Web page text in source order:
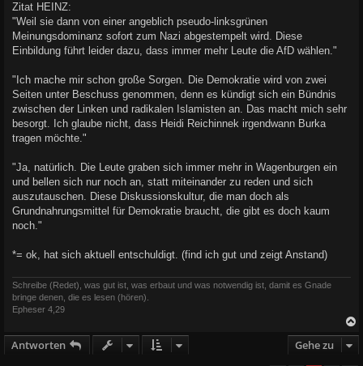
Zitat HEINZ:
"Weil sie dann von einer angeblich pseudo-linksgrünen
Meinungsdominanz sofort zum Nazi abgestempelt wird. Diese
Einbildung führt leider dazu, dass immer mehr Leute die AfD wählen."
"Ich mache mir schon große Sorgen. Die Demokratie wird von zwei
Seiten unter Beschuss genommen, denn es kündigt sich ein Bündnis
zwischen der Linken und radikalen Islamisten an. Das macht mich sehr
besorgt. Ich glaube nicht, dass Heidi Reichinnek irgendwann Burka
tragen möchte."
"Ja, natürlich. Die Leute graben sich immer mehr in Wagenburgen ein
und bellen sich nur noch an, statt miteinander zu reden und sich
auszutauschen. Diese Diskussionskultur, die man doch als
Grundnahrungsmittel für Demokratie braucht, die gibt es doch kaum
noch."
*= ok, hat sich aktuell entschuldigt. (find ich gut und zeigt Anstand)
Schreibe (Redet), was gut ist, was erbaut und was notwendig ist, damit es Gnade
bringe denen, die es lesen (hören).
Epheser 4,29
Antworten Gehe zu